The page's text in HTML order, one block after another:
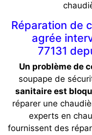
Réparation de
agrée
77131
Un problème de
soupape de
sanitaire est
réparer une
experts en
fournissent des